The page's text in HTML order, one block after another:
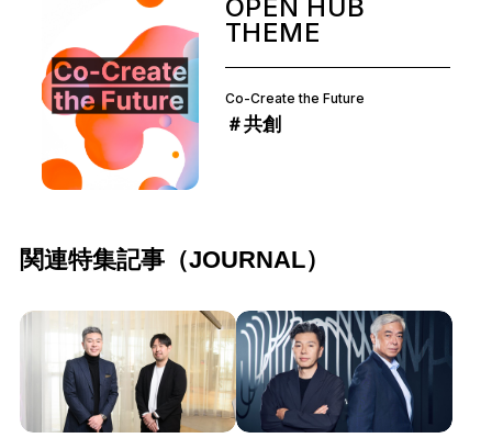
OPEN HUB
THEME
Co-Create the Future
＃共創
関連特集記事（JOURNAL）